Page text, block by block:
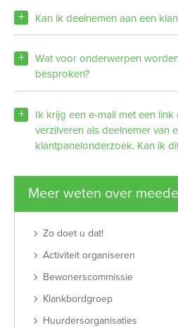
Kan ik deelnemen aan een
Wat voor onderwerpen worden in een klantenpanel
besproken?
Ik krijg een e-mail met een link om een cadeaubon te
verzilveren als deelnemer van
klantpanelonderzoek. Kan ik
Meer weten over
Zo doet u dat!
Activiteit organiseren
Bewonerscommissie
Klankbordgroep
Huurdersorganisaties